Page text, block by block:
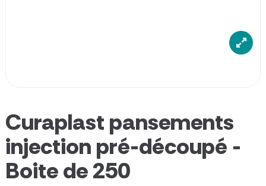
Curaplast pansements
injection pré-découpé -
Boite de 250